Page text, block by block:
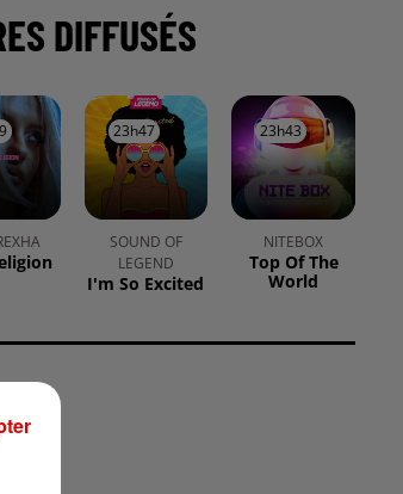
DIFFUSÉS
23h47
23h47
SOUND OF
LEGEND
I'm So Excited
23h43
23h43
NITEBOX
Top Of The
World